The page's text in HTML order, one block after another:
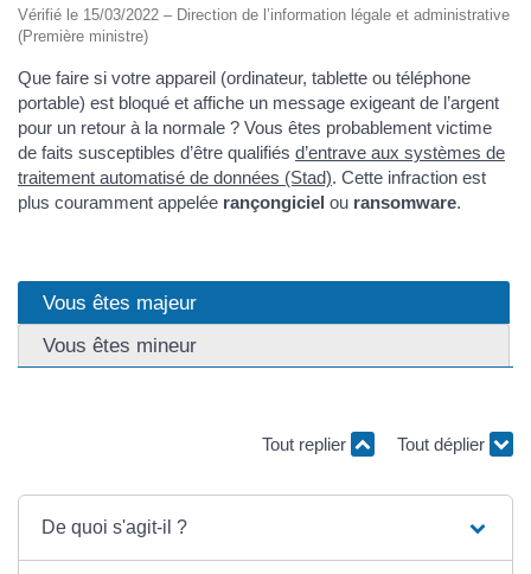
Vérifié le 15/03/2022 – Direction de l’information légale et administrative
(Première ministre)
Que faire si votre appareil (ordinateur, tablette ou téléphone
portable) est bloqué et affiche un message exigeant de l’argent
pour un retour à la normale ? Vous êtes probablement victime
de faits susceptibles d’être qualifiés d’entrave aux systèmes de
traitement automatisé de données (Stad). Cette infraction est
plus couramment appelée rançongiciel ou ransomware.
Vous êtes majeur
Vous êtes mineur
Tout replier Tout déplier
De quoi s'agit-il ?